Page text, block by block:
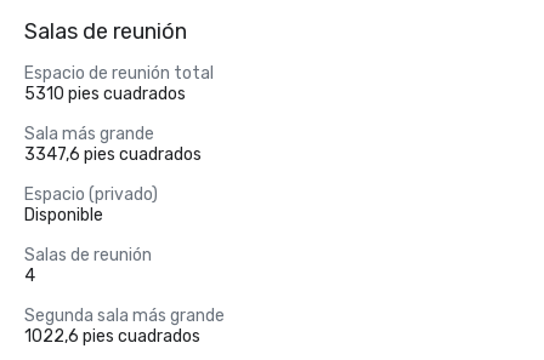
Salas de reunión
Espacio de reunión total
5310 pies cuadrados
Sala más grande
3347,6 pies cuadrados
Espacio (privado)
Disponible
Salas de reunión
4
Segunda sala más grande
1022,6 pies cuadrados